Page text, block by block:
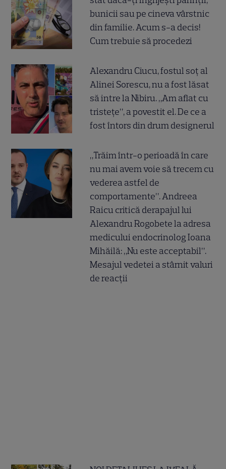
bunicii sau pe cineva vârstnic
din familie. Acum s-a decis!
Cum trebuie să procedezi
Alexandru Ciucu, fostul soț al
Alinei Sorescu, nu a fost lăsat
să intre la Nibiru. „Am aflat cu
tristețe”, a povestit el. De ce a
fost întors din drum designerul
„Trăim într-o perioadă în care
nu mai avem voie să trecem cu
vederea astfel de
comportamente”. Andreea
Raicu critică derapajul lui
Alexandru Rogobete la adresa
medicului endocrinolog Ioana
Mihăilă: „Nu este acceptabil”.
Mesajul vedetei a stârnit valuri
de reacții